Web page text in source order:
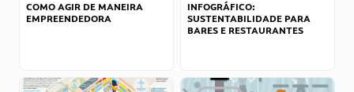
COMO AGIR DE MANEIRA
EMPREENDEDORA
INFOGRÁFICO:
SUSTENTABILIDADE PARA
BARES E RESTAURANTES